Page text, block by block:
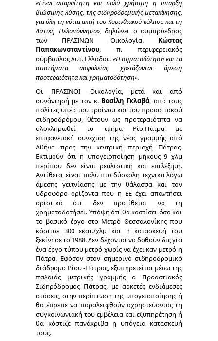
«Είναι απαραίτητη και πολύ χρήσιμη η ύπαρξη
βιώσιμης λύσης, της σιδηροδρομικής μετακίνησης,
για όλη τη νότια ακτή του Κορινθιακού κόλπου και τη
Δυτική Πελοπόννησο», δηλώνει ο συμπρόεδρος
των ΠΡΑΣΙΝΩΝ -Οικολογία, Κώστας
Παπακωνσταντίνου, π. περιφερειακός
σύμβουλος Δυτ. Ελλάδας. «Η σηματοδότηση και τα
συστήματα ασφαλείας χρειάζονται άμεση
προτεραιότητα και χρηματοδότηση».
Οι ΠΡΑΣΙΝΟΙ -Οικολογία, μετά και από
συνάντησή με τον κ. Βασίλη Γκλαβά, από τους
πολίτες υπέρ του τραίνου και του προαστιακού
σιδηροδρόμου, θέτουν ως προτεραιότητα να
ολοκληρωθεί το τμήμα Ρίο-Πάτρα με
επιφανειακή συνέχιση της νέας γραμμής από
Αθήνα προς την κεντρική περιοχή Πάτρας.
Εκτιμούν ότι η υπογειοποίηση μήκους 9 χλμ
περίπου δεν είναι ρεαλιστική και επιλέξιμη.
Αντίθετα, είναι πολύ πιο δύσκολη τεχνικά λόγω
άμεσης γειτνίασης με την θάλασσα και τον
υδροφόρο ορίζοντα που η ΕΕ έχει απαντήσει
οριστικά ότι δεν προτίθεται να τη
χρηματοδοτήσει. Υπόψη ότι θα κοστίσει όσο και
το βασικό έργο στο Μετρό Θεσσαλονίκης που
κόστισε 300 εκατ./χλμ και η κατασκευή του
ξεκίνησε το 1988. Δεν δέχονται να δοθούν δις για
ένα έργο τύπου μετρό χωρίς να έχει καν μετρό η
Πάτρα. Εφόσον στον σημερινό σιδηροδρομικό
διάδρομο Ρίου -Πάτρας, εξυπηρετείται μέσω της
παλαιάς μετρικής γραμμής ο Προαστιακός
Σιδηρόδρομος Πάτρας, με αρκετές ενδιάμεσες
στάσεις, στην περίπτωση της υπογειοποίησης ή
θα έπρεπε να παραλειφθούν αχρηστεύοντας τη
συγκοινωνιακή του εμβέλεια και εξυπηρέτηση ή
θα κόστιζε πανάκριβα η υπόγεια κατασκευή
τους.